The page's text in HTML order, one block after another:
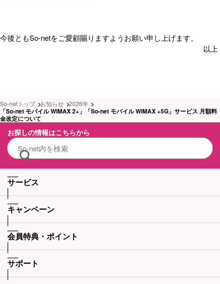
今後ともSo-netをご愛顧賜りますようお願い申し上げます。
以上
So-netトップ お知らせ 2026年
「So-net モバイル WiMAX 2+」「So-net モバイル WiMAX +5G」サービス 月額料
金改定について
お探しの情報はこちらから
サービス
キャンペーン
会員特典・ポイント
サポート